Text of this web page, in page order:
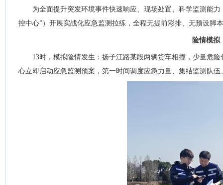
为全面提升突发环境事件快速响应、现场处置、科学监测能
控中心”）开展实战化应急监测拉练，全程无提前彩排、无预设脚
险情模拟
13时，模拟险情发生：扬子江路某段两辆货车相撞，少量危
心立即启动应急监测预案，第一时间调度应急力量、集结监测队